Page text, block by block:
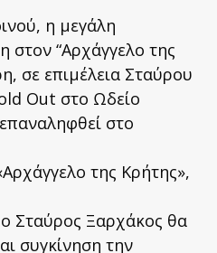
η μεγάλη
στον “Αρχάγγελο της
σε επιμέλεια Σταύρου
Out στο Ωδείο
στο
της Κρήτης»,
Σταύρος Ξαρχάκος θα
συγκίνηση την